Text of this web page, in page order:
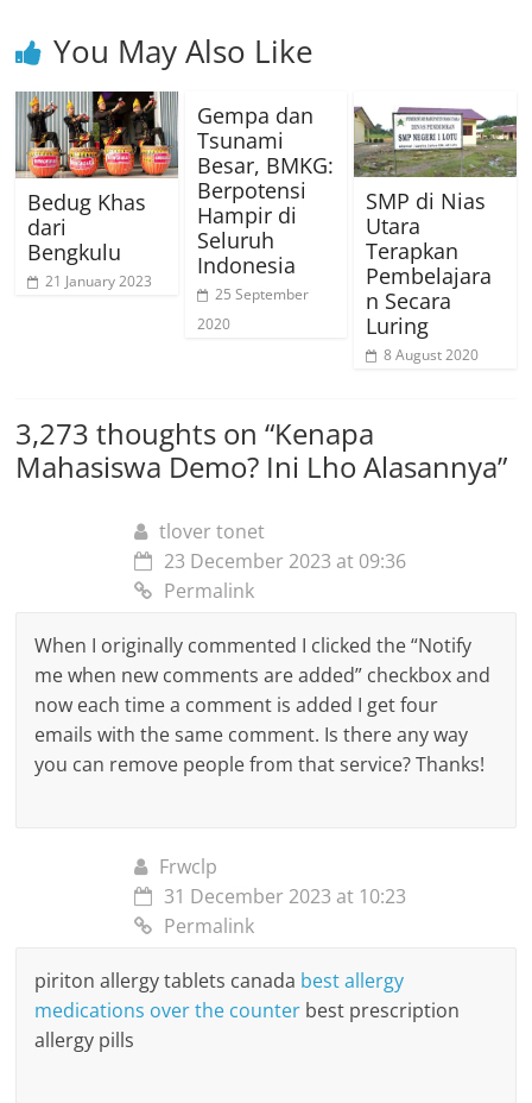
You May Also Like
Bedug Khas
dari
Bengkulu
21 January 2023
Gempa dan
Tsunami
Besar, BMKG:
Berpotensi
Hampir di
Seluruh
Indonesia
25 September
2020
SMP di Nias
Utara
Terapkan
Pembelajara
n Secara
Luring
8 August 2020
3,273 thoughts on “Kenapa
Mahasiswa Demo? Ini Lho Alasannya”
tlover tonet
23 December 2023 at 09:36
Permalink
When I originally commented I clicked the “Notify
me when new comments are added” checkbox and
now each time a comment is added I get four
emails with the same comment. Is there any way
you can remove people from that service? Thanks!
Frwclp
31 December 2023 at 10:23
Permalink
piriton allergy tablets canada best allergy
medications over the counter best prescription
allergy pills